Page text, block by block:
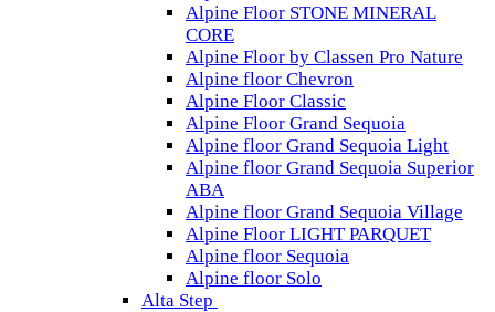
Alpine Floor STONE MINERAL
CORE
Alpine Floor by Classen Pro Nature
Alpine floor Chevron
Alpine Floor Classic
Alpine Floor Grand Sequoia
Alpine floor Grand Sequoia Light
Alpine floor Grand Sequoia Superior
ABA
Alpine floor Grand Sequoia Village
Alpine Floor LIGHT PARQUET
Alpine floor Sequoia
Alpine floor Solo
Alta Step